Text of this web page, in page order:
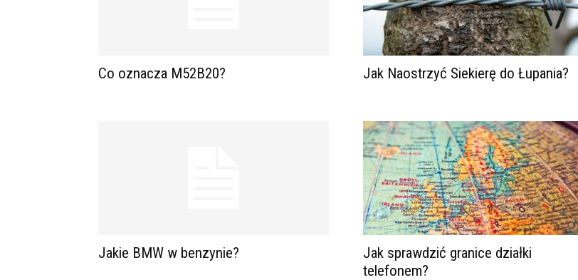
Co oznacza M52B20? Jak Naostrzyć Siekierę do Łupania?
Jakie BMW w benzynie?
Jak sprawdzić granice działki
telefonem?